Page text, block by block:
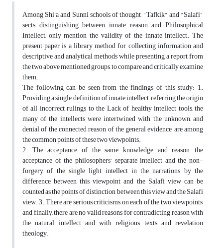
Among Shi'a and Sunni schools of thought, "Tafkik" and "Salafi"
sects distinguishing between innate reason and Philosophical
Intellect, only mention the validity of the innate intellect. The
present paper is a library method for collecting information and
descriptive and analytical methods while presenting a report from
the two above mentioned groups, to compare and critically examine
them.
The following can be seen from the findings of this study: 1.
Providing a single definition of innate intellect, referring the origin
of all incorrect rulings to the Lack of healthy intellect tools, the
many of the intellects were intertwined with the unknown, and
denial of the connected reason of the general evidence, are among
the common points of these two viewpoints.
2. The acceptance of the same knowledge and reason, the
acceptance of the philosophers' separate intellect and the non-
forgery of the single light intellect in the narrations by the
difference between this viewpoint and the Salafi view can be
counted as the points of distinction between this view and the Salafi
view. 3. There are serious criticisms on each of the two viewpoints,
and finally, there are no valid reasons for contradicting reason with
the natural intellect and with religious texts and revelation
theology.